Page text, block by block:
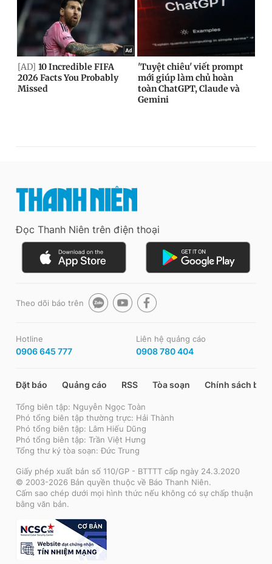
Đọc Thanh Niên trên điện thoại
Theo dõi báo trên
Hotline
0906 645 777
Liên hệ quảng cáo
0908 780 404
Đặt báo Quảng cáo RSS Tòa soạn Chính sách bảo
Tổng biên tập: Nguyễn Ngọc Toàn
Phó tổng biên tập thường trực: Hải Thành
Phó tổng biên tập: Lâm Hiếu Dũng
Phó tổng biên tập: Trần Việt Hưng
Tổng thư ký tòa soạn: Đức Trung
Giấy phép xuất bản số 110/GP - BTTTT cấp ngày 24.3.2020
© 2003-2026 Bản quyền thuộc về Báo Thanh Niên.
Cấm sao chép dưới mọi hình thức nếu không có sự chấp thuận
bằng văn bản.